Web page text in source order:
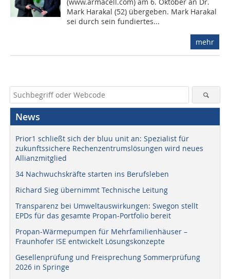
(www.armacell.com) am 6. Oktober an Dr.
Mark Harakal (52) übergeben. Mark Harakal
sei durch sein fundiertes...
mehr
News
Prior1 schließt sich der bluu unit an: Spezialist für
zukunftssichere Rechenzentrumslösungen wird neues
Allianzmitglied
34 Nachwuchskräfte starten ins Berufsleben
Richard Sieg übernimmt Technische Leitung
Transparenz bei Umweltauswirkungen: Swegon stellt
EPDs für das gesamte Propan-Portfolio bereit
Propan-Wärmepumpen für Mehrfamilienhäuser –
Fraunhofer ISE entwickelt Lösungskonzepte
Gesellenprüfung und Freisprechung Sommerprüfung
2026 in Springe